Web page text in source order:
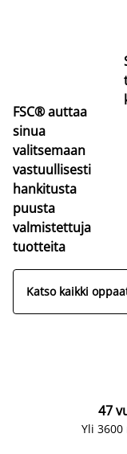
FSC® auttaa
sinua
valitsemaan
vastuullisesti
hankitusta
puusta
valmistettuja
tuotteita
Katso kaikki
47
Yli